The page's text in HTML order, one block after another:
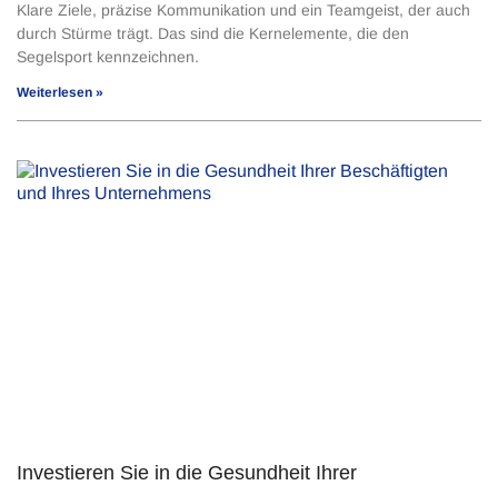
Klare Ziele, präzise Kommunikation und ein Teamgeist, der auch
durch Stürme trägt. Das sind die Kernelemente, die den
Segelsport kennzeichnen.
Weiterlesen »
Investieren Sie in die Gesundheit Ihrer